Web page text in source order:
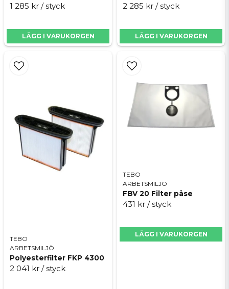
1 285 kr / styck
LÄGG I VARUKORGEN
2 285 kr / styck
LÄGG I VARUKORGEN
TEBO
ARBETSMILJÖ
Polyesterfilter FKP 4300
2 041 kr / styck
TEBO
ARBETSMILJÖ
FBV 20 Filter påse
431 kr / styck
LÄGG I VARUKORGEN